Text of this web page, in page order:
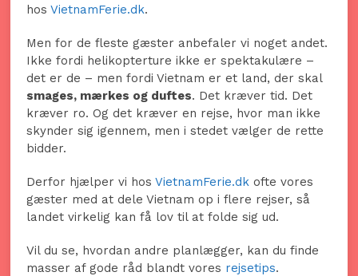
hosVietnamFerie.dk.
Men for de fleste gæster anbefaler vi noget andet.
Ikke fordi helikopterture ikke er spektakulære –
det er de – men fordi Vietnam er et land, der skal
smages, mærkes og duftes. Det kræver tid. Det
kræver ro. Og det kræver en rejse, hvor man ikke
skynder sig igennem, men i stedet vælger de rette
bidder.
Derfor hjælper vi hosVietnamFerie.dk ofte vores
gæster med at dele Vietnam op i flere rejser, så
landet virkelig kan få lov til at folde sig ud.
Vil du se, hvordan andre planlægger, kan du finde
masser af gode råd blandt vores rejsetips.